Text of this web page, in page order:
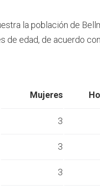
la población de
de edad, de acuerdo
Mujeres
3
3
3